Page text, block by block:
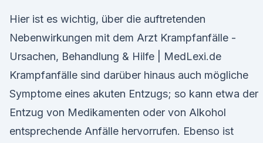
Hier ist es wichtig, über die auftretenden
Nebenwirkungen mit dem Arzt Krampfanfälle -
Ursachen, Behandlung & Hilfe | MedLexi.de
Krampfanfälle sind darüber hinaus auch mögliche
Symptome eines akuten Entzugs; so kann etwa der
Entzug von Medikamenten oder von Alkohol
entsprechende Anfälle hervorrufen. Ebenso ist